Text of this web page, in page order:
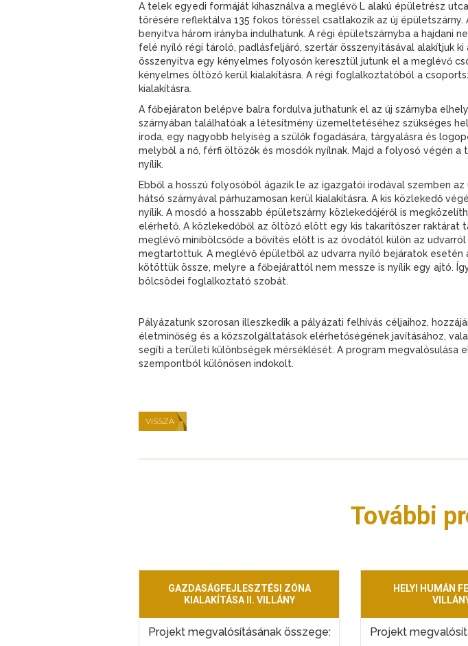
A telek egyedi formáját kihasználva a meglévő L alakú épületrész
törésére reflektálva 135 fokos töréssel csatlakozik az új
benyitva három irányba indulhatunk. A régi épületszárnyba a hajdani
felé nyíló régi tároló, padlásfeljáró, szertár összenyitásával alakítjuk
összenyitva egy kényelmes folyosón keresztül jutunk el a meglévő
kényelmes öltöző kerül kialakításra. A régi foglalkoztatóból a
kialakításra.
A főbejáraton belépve balra fordulva juthatunk el az új szárnyba
szárnyában találhatóak a létesítmény üzemeltetéséhez szükséges
iroda, egy nagyobb helyiség a szülők fogadására, tárgyalásra és
melyből a nő, férfi öltözők és mosdók nyílnak. Majd a folyosó végén
nyílik.
Ebből a hosszú folyosóból ágazik le az igazgatói irodával szemben
hátsó szárnyával párhuzamosan kerül kialakításra. A kis közlekedő
nyílik. A mosdó a hosszabb épületszárny közlekedőjéről is
elérhető. A közlekedőből az öltöző elött egy kis takarítószer raktárat
meglévő minibölcsőde a bővítés előtt is az óvodától külön az
megtartottuk. A meglévő épületből az udvarra nyíló bejáratok
kötöttük össze, melyre a főbejárattól nem messze is nyílik egy ajtó.
bölcsödei foglalkoztató szobát.
Pályázatunk szorosan illeszkedik a pályázati felhívás céljaihoz,
életminőség és a közszolgáltatások elérhetőségének javításához,
segíti a területi különbségek mérséklését. A program megvalósulása
szempontból különösen indokolt.
VISSZA
További
GAZDASÁGFEJLESZTÉSI ZÓNA
KIALAKÍTÁSA II. VILLÁNY
Projekt megvalósításának összege:
HELYI HUMÁN
Projekt